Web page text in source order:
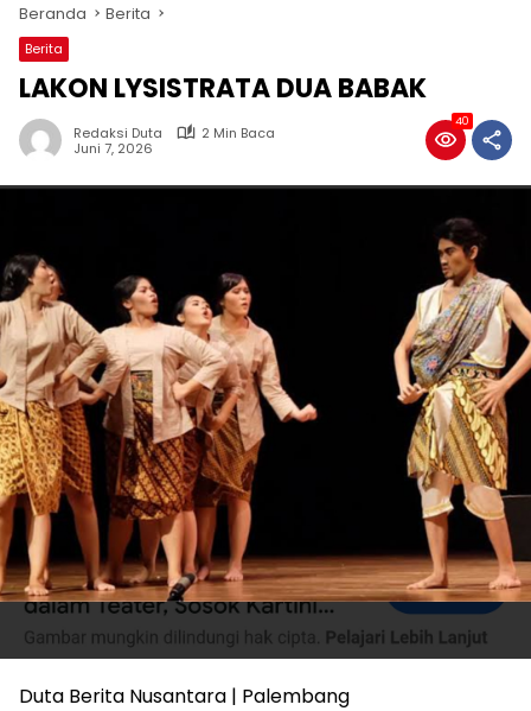
Beranda Berita
Berita
LAKON LYSISTRATA DUA BABAK
Redaksi Duta
2 Min Baca
Juni 7, 2026
40
Duta Berita Nusantara | Palembang